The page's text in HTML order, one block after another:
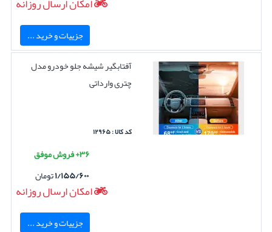
جزییات و خرید ...
آفتابگیر شیشه جلو خودرو مدل
چتری وارداتی
کد کالا : ۱۲۹۶۵
۳۶+ فروش موفق
۱/۱۵۵/۶۰۰تومان
امکان ارسال روزانه
جزییات و خرید ...